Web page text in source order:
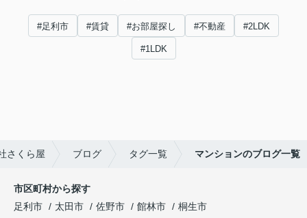
#足利市 #賃貸 #お部屋探し #不動産 #2LDK
#1LDK
さくら屋 ブログ タグ一覧 マンションのブログ一覧
市区町村から探す
足利市
太田市 佐野市 館林市
桐生市